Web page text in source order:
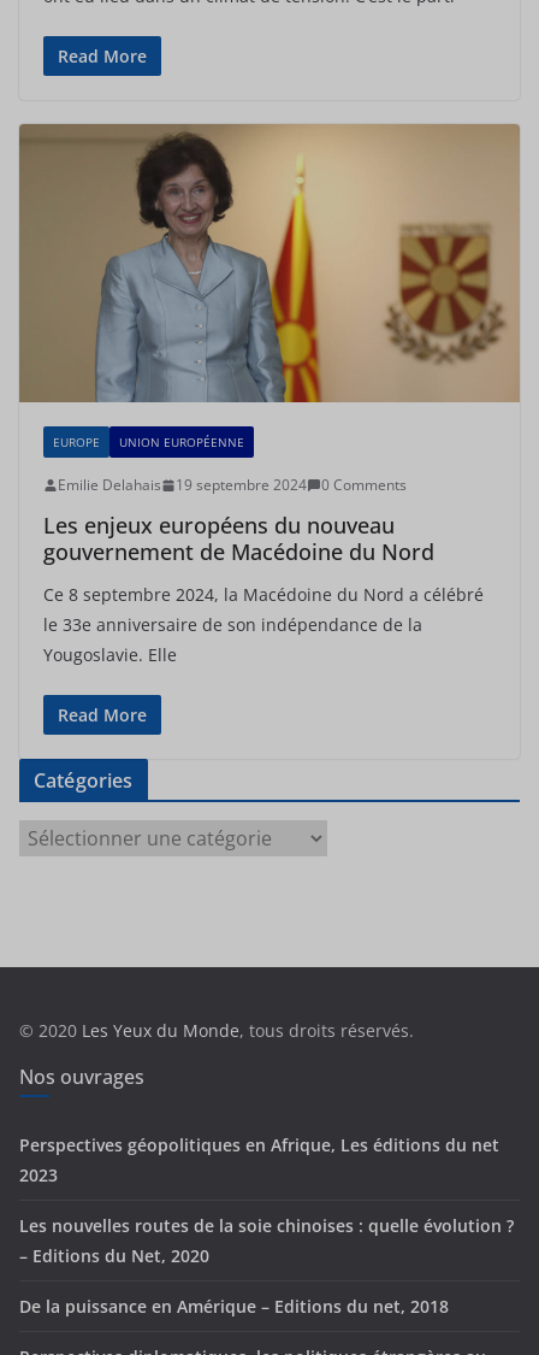
Read More
EUROPE UNION EUROPÉENNE
Emilie Delahais 19 septembre 2024 0 Comments
Les enjeux européens du nouveau
gouvernement de Macédoine du Nord
Ce 8 septembre 2024, la Macédoine du Nord a célébré
le 33e anniversaire de son indépendance de la
Yougoslavie. Elle
Read More
Catégories
e
© 2020 Les Yeux du Monde, tous droits réservés.
Nos ouvrages
Perspectives géopolitiques en Afrique, Les éditions du net
2023
Les nouvelles routes de la soie chinoises : quelle évolution ?
– Editions du Net, 2020
De la puissance en Amérique – Editions du net, 2018